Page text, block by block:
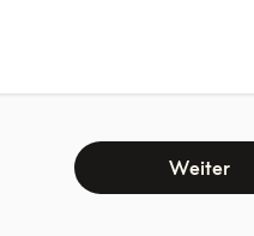
Weiter